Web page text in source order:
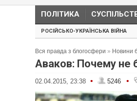
ПОЛІТИКА
РОСІЙСЬКО-УКРАЇНСЬКА ВІЙНА
Вся правда з блогосфери » Новини
Аваков: Почему не
02.04.2015, 23:38 • 5246 •